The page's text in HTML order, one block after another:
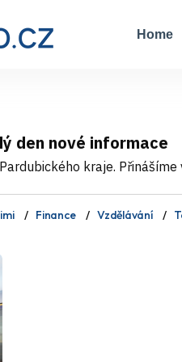
Home
den nové informace
kraje.
Finance Vzdělávání